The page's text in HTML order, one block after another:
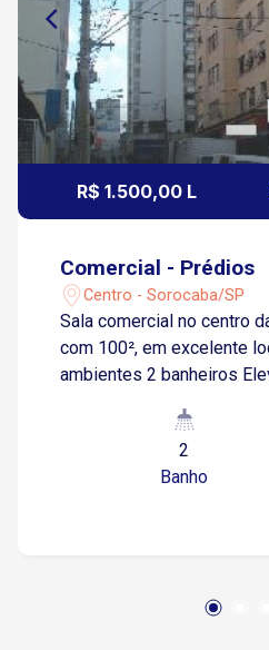
R$ 1.500,00 L
Comercial - Prédios
Centro - Sorocaba/SP
Sala comercial no centro
com 100², em excelente
ambientes 2 banheiros Elevador Estuda
2
Banho